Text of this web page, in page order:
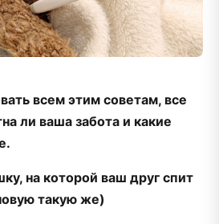
всем этим советам, все
ли ваша забота и какие
на которой ваш друг спит
такую же)